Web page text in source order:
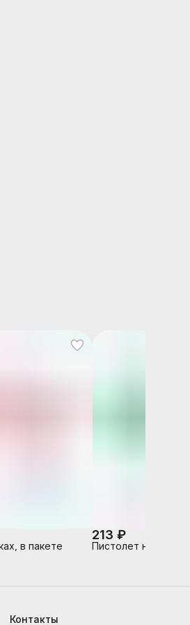
в пакете
213 ₽
Пистолет на
Контакты